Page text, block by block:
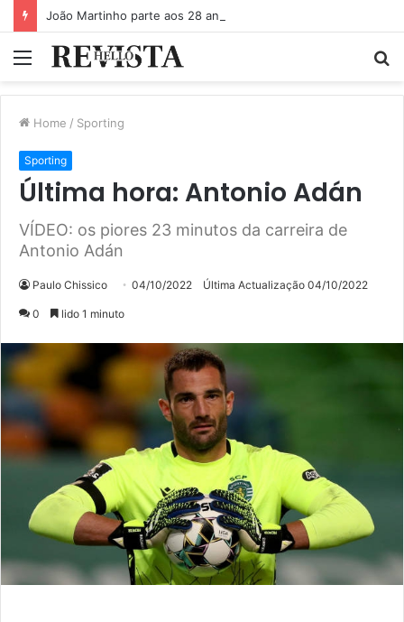
Menu
Home / Sporting
Sporting
Última hora: Antonio Adán
VÍDEO: os piores 23 minutos da carreira de
Antonio Adán
Paulo Chissico 04/10/2022 Última Actualização 04/10/2022
0 lido 1 minuto